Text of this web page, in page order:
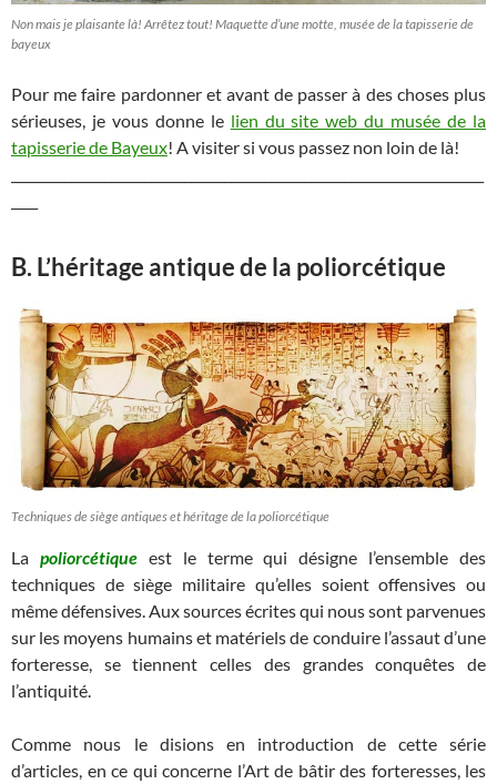
Non mais je plaisante là! Arrêtez tout! Maquette d’une motte, musée de la tapisserie de
bayeux
Pour me faire pardonner et avant de passer à des choses plus
sérieuses, je vous donne le lien du site web du musée de la
tapisserie de Bayeux! A visiter si vous passez non loin de là!
B. L’héritage antique de la poliorcétique
Techniques de siège antiques et héritage de la poliorcétique
La poliorcétiqueest le terme qui désigne l’ensemble des
techniques de siège militaire qu’elles soient offensives ou
même défensives. Aux sources écrites qui nous sont parvenues
sur les moyens humains et matériels de conduire l’assaut d’une
forteresse, se tiennent celles des grandes conquêtes de
l’antiquité.
Comme nous le disions en introduction de cette série
d’articles, en ce qui concerne l’Art de bâtir des forteresses, les